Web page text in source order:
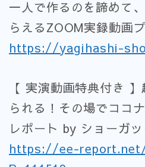
一人で作るのを諦めて
らえるZOOM実録動画
https://yagihashi-
【 実演動画特典付き
られる！その場でココ
レポート by ショーガッ
https://ee-